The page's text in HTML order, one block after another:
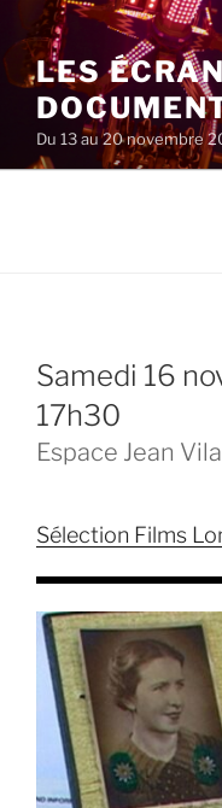
au
contenu
principal
LES
Du 13 au 20 novembre
samedi 16 novembre 2002 à
17h30
Espace Jean
Sélection Films